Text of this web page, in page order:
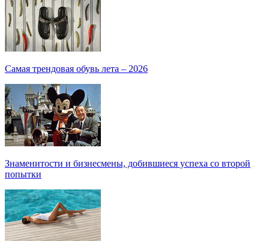
Самая трендовая обувь лета – 2026
Знаменитости и бизнесмены, добившиеся успеха со второй
попытки